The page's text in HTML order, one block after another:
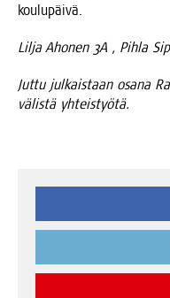
koulupäivä.
Lil­ja Aho­nen 3A , Pih­la
Jut­tu jul­kais­taan osa­na
välis­tä yhteistyötä.